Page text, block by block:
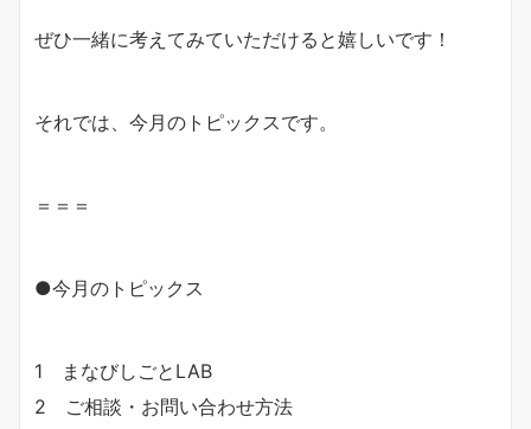
ぜひ一緒に考えてみていただけると嬉しいです！
それでは、今月のトピックスです。
＝＝＝
●今月のトピックス
1 まなびしごとLAB
2 ご相談・お問い合わせ方法